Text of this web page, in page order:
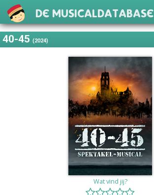
De Musicaldatabase
40-45(2024)
Wat vind jij?